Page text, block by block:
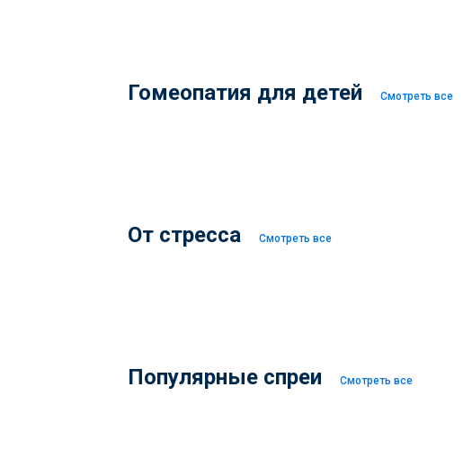
Гомеопатия для детей Смотреть все
От стресса Смотреть все
Популярные спреи Смотреть все